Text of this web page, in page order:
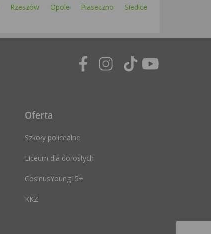
Rzeszów Opole Piaseczno
Siedlce
Oferta
Szkoły policealne
Liceum dla dorosłych
CosinusYoung15+
KKZ